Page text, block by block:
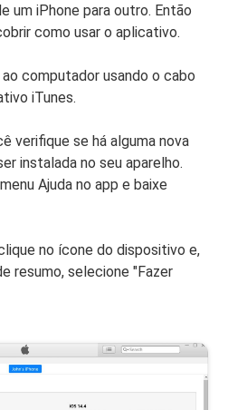
um iPhone para outro. Então
como usar o aplicativo.
computador usando o cabo
iTunes.
verifique se há alguma nova
instalada no seu aparelho.
Ajuda no app e baixe
no ícone do dispositivo e,
resumo, selecione "Fazer